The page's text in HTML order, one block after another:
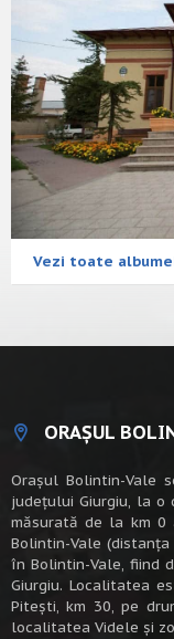
Vezi toate
ORAȘUL
Oraşul Bolintin-
judeţului Giurgiu, la
măsurată de la km 0
Bolintin-Vale
în Bolintin-Vale, fiind
Giurgiu. Localitatea
Piteşti, km 30, pe
localitatea Videle şi